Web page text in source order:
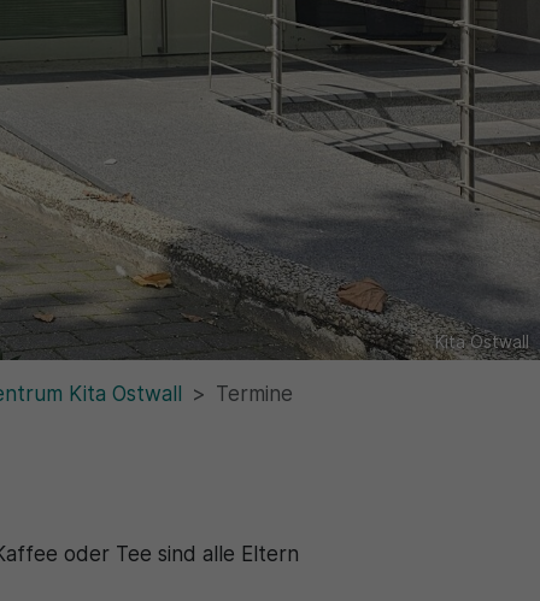
Kita Ostwall
Kita Ostwall Termine
oder Tee sind alle Eltern